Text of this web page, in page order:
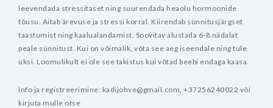
leevendada stressitaset ning suurendada heaolu hormoonide
tõusu. Aitab ärevuse ja stressi korral. Kiirendab sünnitusjärgset
taastumist ning kaalualandamist. Soovitav alustada 6-8 nädalat
peale sünnitust. Kui on võimalik, võta see aeg iseendale ning tule
üksi. Loomulikult ei ole see takistus kui võtad beebi endaga kaasa.
Info ja registreerimine: kadijohve@gmail.com, +37256240022 või
kirjuta mulle otse